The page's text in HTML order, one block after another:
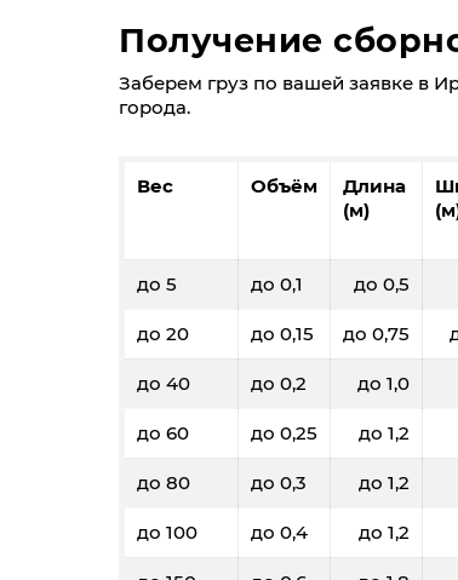
Получение
Заберем груз по вашей заявке в
города.
Вес Объём
Длина
(м)
до 5 до 0,1 до 0,5
до 20 до 0,15 до 0,75
до 40 до 0,2 до 1,0
до 60 до 0,25 до 1,2
до 80 до 0,3 до 1,2
до 100 до 0,4 до 1,2